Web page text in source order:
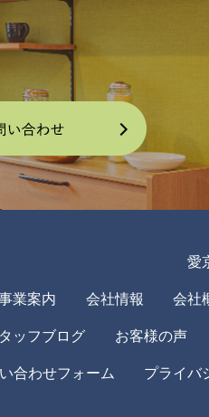
愛
業案内 会社情報 会社
ッフブログ お客様の声
合わせフォーム プライバ